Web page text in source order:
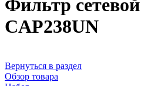
Фильтр
CAP238UN
Вернуться в раздел
Обзор товара